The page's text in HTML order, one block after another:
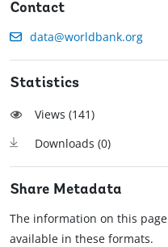
Contact
data@worldbank.org
Statistics
Views (141)
Downloads (0)
Share Metadata
The information on this
available in these formats.